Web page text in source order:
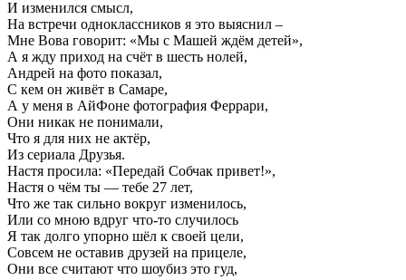
И изменился смысл,
На встречи одноклассников я это выяснил –
Мне Вова говорит: «Мы с Машей ждём детей»,
А я жду приход на счёт в шесть нолей,
Андрей на фото показал,
С кем он живёт в Самаре,
А у меня в АйФоне фотография Феррари,
Они никак не понимали,
Что я для них не актёр,
Из сериала Друзья.
Настя просила: «Передай Собчак привет!»,
Настя о чём ты — тебе 27 лет,
Что же так сильно вокруг изменилось,
Или со мною вдруг что-то случилось
Я так долго упорно шёл к своей цели,
Совсем не оставив друзей на прицеле,
Они все считают что шоубиз это гуд,